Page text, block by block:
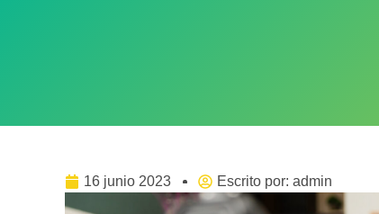
16 junio 2023 Escrito por: admin